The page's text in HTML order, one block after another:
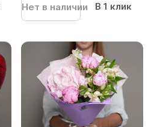
Нет в наличии В 1 клик